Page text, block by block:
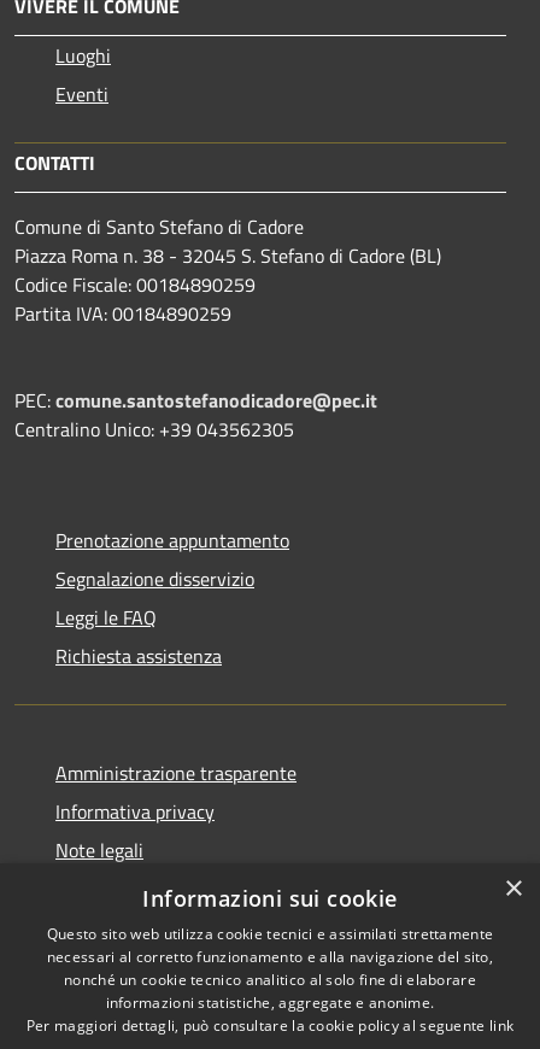
VIVERE IL COMUNE
Luoghi
Eventi
CONTATTI
Comune di Santo Stefano di Cadore
Piazza Roma n. 38 - 32045 S. Stefano di Cadore (BL)
Codice Fiscale: 00184890259
Partita IVA: 00184890259
PEC:comune.santostefanodicadore@pec.it
Centralino Unico: +39 043562305
Prenotazione appuntamento
Segnalazione disservizio
Leggi le FAQ
Richiesta assistenza
Amministrazione trasparente
Informativa privacy
Note legali
Dichiarazione di accessibilità
Accessibilità
Copyright © 2026 • Comune di
Santo Stefano di Cadore •
×
Informazioni sui cookie
Questo sito web utilizza cookie tecnici e assimilati strettamente
necessari al corretto funzionamento e alla navigazione del sito,
nonché un cookie tecnico analitico al solo fine di elaborare
informazioni statistiche, aggregate e anonime.
Per maggiori dettagli, può consultare la cookie policy al seguente link